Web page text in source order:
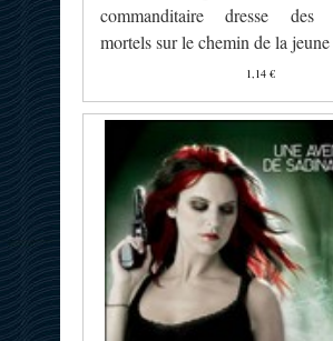
commanditaire dresse des
mortels sur le chemin de la
1,14 €